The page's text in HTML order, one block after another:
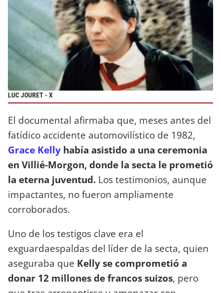
LUC JOURET - X
El documental afirmaba que, meses antes del
fatídico accidente automovilístico de 1982,
Grace Kelly había asistido a una ceremonia
en Villié-Morgon, donde la secta le prometió
la eterna juventud. Los testimonios, aunque
impactantes, no fueron ampliamente
corroborados.
Uno de los testigos clave era el
exguardaespaldas del líder de la secta, quien
aseguraba que Kelly se comprometió a
donar 12 millones de francos suizos, pero